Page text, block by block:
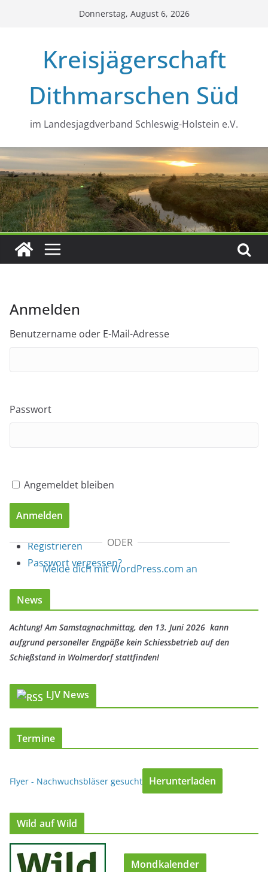
Donnerstag, August 6, 2026
Kreisjägerschaft
Dithmarschen Süd
im Landesjagdverband Schleswig-Holstein e.V.
Anmelden
Benutzername oder E-Mail-Adresse
Passwort
ODER
Melde dich mit WordPress.com an
Angemeldet bleiben
Anmelden
Registrieren
Passwort vergessen?
News
Achtung! Am Samstagnachmittag, den 13. Juni 2026 kann
aufgrund personeller Engpäße kein Schiessbetrieb auf den
Schießstand in Wolmerdorf stattfinden!
LJV News
Termine
Flyer - Nachwuchsbläser gesucht Herunterladen
Wild auf Wild
Mondkalender